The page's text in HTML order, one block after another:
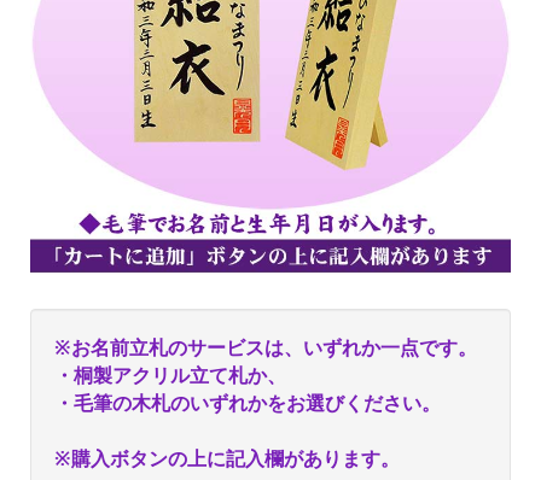
※お名前立札のサービスは、いずれか一点です。
・桐製アクリル立て札か、
・毛筆の木札のいずれかをお選びください。
※購入ボタンの上に記入欄があります。